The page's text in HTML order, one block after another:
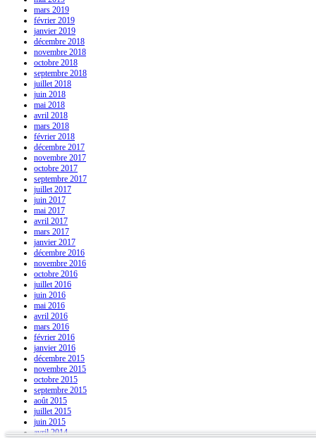
mars 2019
février 2019
janvier 2019
décembre 2018
novembre 2018
octobre 2018
septembre 2018
juillet 2018
juin 2018
mai 2018
avril 2018
mars 2018
février 2018
décembre 2017
novembre 2017
octobre 2017
septembre 2017
juillet 2017
juin 2017
mai 2017
avril 2017
mars 2017
janvier 2017
décembre 2016
novembre 2016
octobre 2016
juillet 2016
juin 2016
mai 2016
avril 2016
mars 2016
février 2016
janvier 2016
décembre 2015
novembre 2015
octobre 2015
septembre 2015
août 2015
juillet 2015
juin 2015
avril 2014